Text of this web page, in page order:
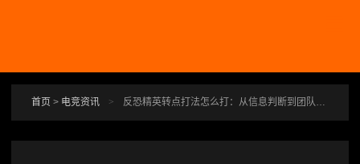
首页 > 电竞资讯 > 反恐精英转点打法怎么打：从信息判断到团队执行